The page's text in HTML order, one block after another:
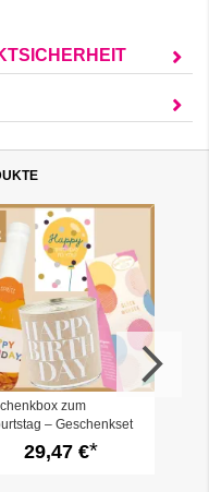
zum
– Geschenkset
Birthday to you!“ (Set
29,47 €